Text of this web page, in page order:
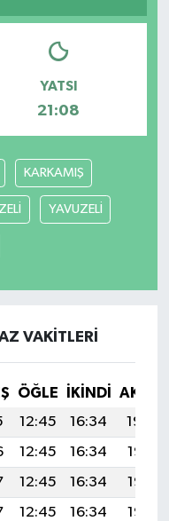
YATSI
21:08
KARKAMIŞ
YAVUZELİ
VAKITLERI
ÖĞLE İKINDI
12:45 16:34
19:54
12:45 16:34
19:53
12:45 16:34
19:53
12:45 16:34
19:52